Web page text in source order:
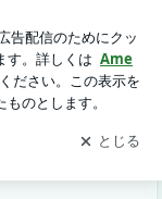
受け取りまし
開く